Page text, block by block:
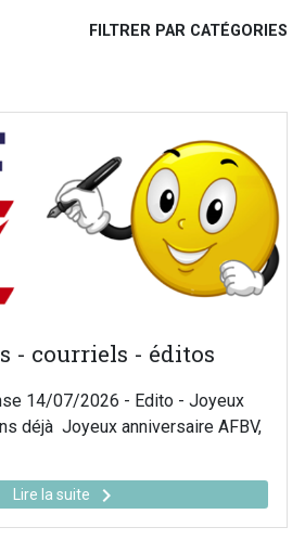
FILTRER PAR CATÉGORIES
- courriels - éditos
14/07/2026 - Edito - Joyeux
déjà Joyeux anniversaire AFBV,
Lire la suite keyboard_arrow_right